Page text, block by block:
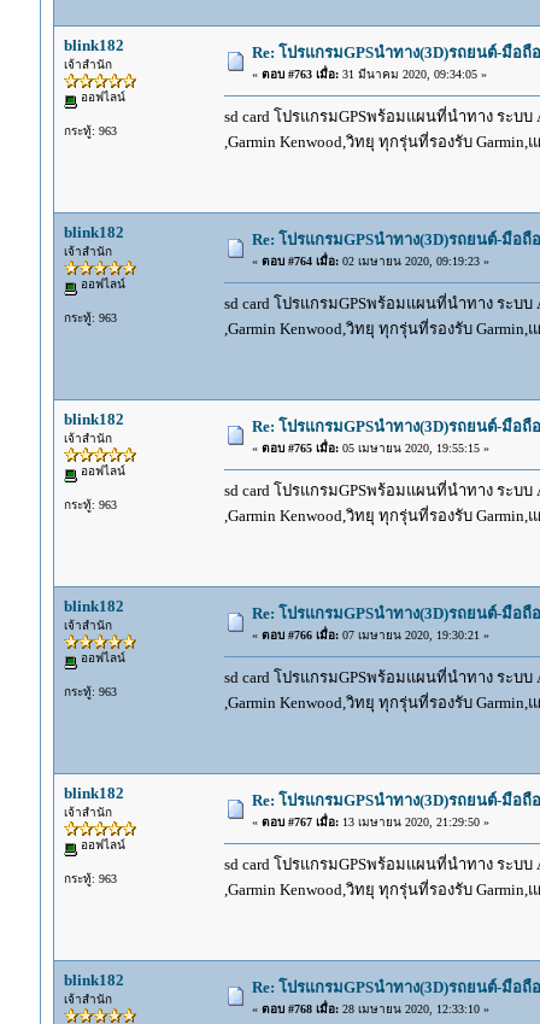
blink182
เจ้าสำนัก
ออฟไลน์
กระทู้: 963
Re: โปรแกรมGPSนำทาง(3D)รถยนต์-มือ
« ตอบ #763 เมื่อ:31 มีนาคม 2020, 09:34:05 »
sd card โปรแกรมGPSพร้อมแผนที่นำทาง ระบบ
,Garmin Kenwood,วิทยุ ทุกรุ่นที่รองรับ
blink182
เจ้าสำนัก
ออฟไลน์
กระทู้: 963
Re: โปรแกรมGPSนำทาง(3D)รถยนต์-มือ
« ตอบ #764 เมื่อ:02 เมษายน 2020, 09:19:23 »
sd card โปรแกรมGPSพร้อมแผนที่นำทาง ระบบ
,Garmin Kenwood,วิทยุ ทุกรุ่นที่รองรับ
blink182
เจ้าสำนัก
ออฟไลน์
กระทู้: 963
Re: โปรแกรมGPSนำทาง(3D)รถยนต์-มือ
« ตอบ #765 เมื่อ:05 เมษายน 2020, 19:55:15 »
sd card โปรแกรมGPSพร้อมแผนที่นำทาง ระบบ
,Garmin Kenwood,วิทยุ ทุกรุ่นที่รองรับ
blink182
เจ้าสำนัก
ออฟไลน์
กระทู้: 963
Re: โปรแกรมGPSนำทาง(3D)รถยนต์-มือ
« ตอบ #766 เมื่อ:07 เมษายน 2020, 19:30:21 »
sd card โปรแกรมGPSพร้อมแผนที่นำทาง ระบบ
,Garmin Kenwood,วิทยุ ทุกรุ่นที่รองรับ
blink182
เจ้าสำนัก
ออฟไลน์
กระทู้: 963
Re: โปรแกรมGPSนำทาง(3D)รถยนต์-มือ
« ตอบ #767 เมื่อ:13 เมษายน 2020, 21:29:50 »
sd card โปรแกรมGPSพร้อมแผนที่นำทาง ระบบ
,Garmin Kenwood,วิทยุ ทุกรุ่นที่รองรับ
blink182
เจ้าสำนัก
Re: โปรแกรมGPSนำทาง(3D)รถยนต์-มือ
« ตอบ #768 เมื่อ:28 เมษายน 2020, 12:33:10 »